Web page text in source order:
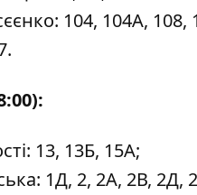
104, 104А, 108,
13, 13Б, 15А;
1Д, 2, 2А, 2В, 2Д,